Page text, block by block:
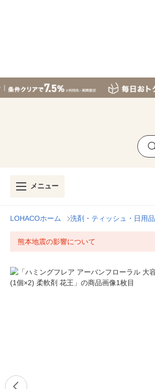
メニュー
LOHACOホーム 洗剤・ティッシュ・日用品
熊本地震の影響について